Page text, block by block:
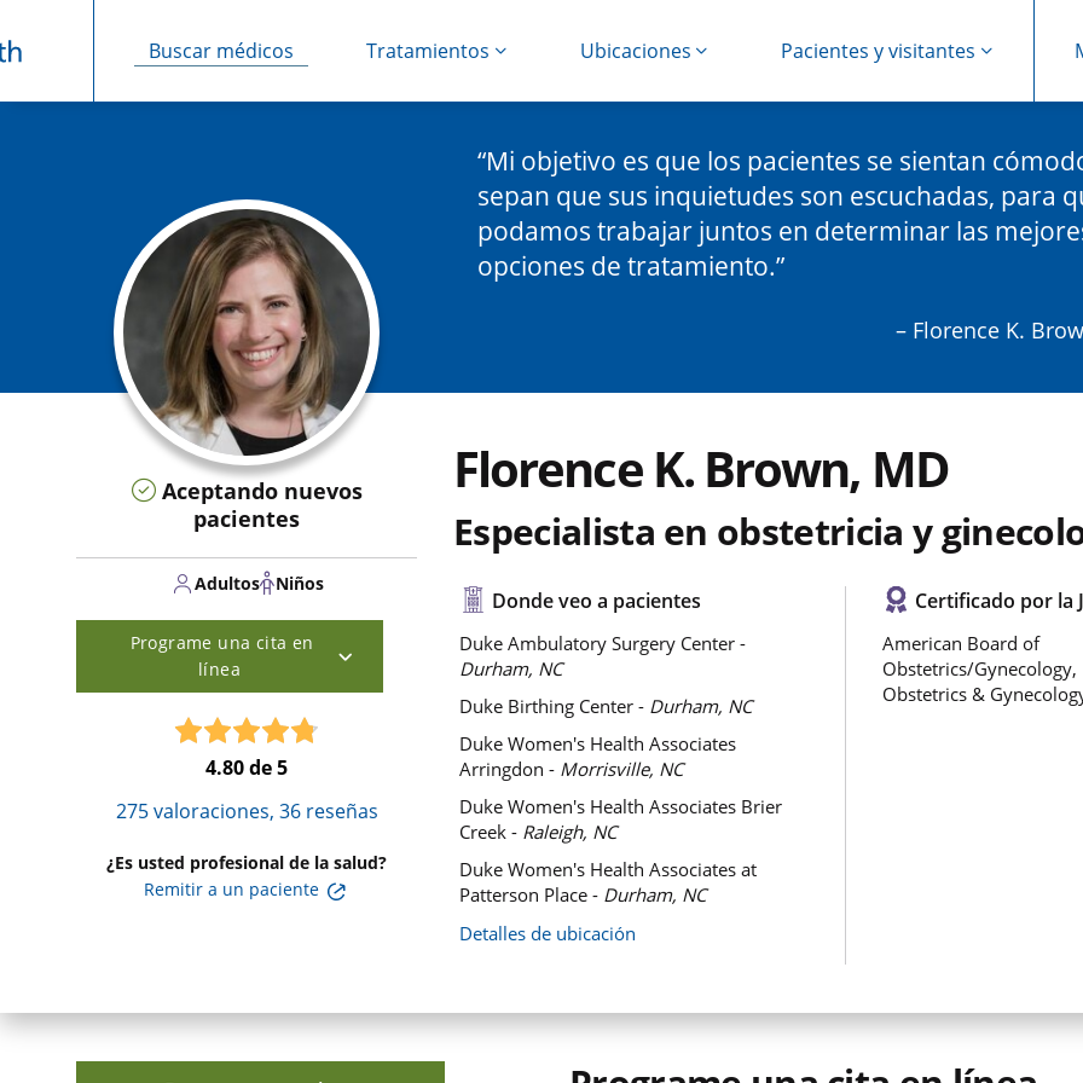
Buscar médicos Tratamientos Ubicaciones Pacientes y visitantes
Aceptando nuevos
pacientes
Adultos Niños
Programe una cita en
línea
4.80de 5
275valoraciones, 36reseñas
¿Es usted profesional de la salud?
Remitir a un paciente
Mi objetivo es que los pacientes se sientan
sepan que sus inquietudes son escuchadas, para
podamos trabajar juntos en determinar las
opciones de tratamiento.
– Florence K.
Florence K. Brown, MD
Especialista en obstetricia y
Donde veo a pacientes
Duke Ambulatory Surgery Center -
Durham, NC
Duke Birthing Center - Durham, NC
Duke Women's Health Associates
Arringdon - Morrisville, NC
Duke Women's Health Associates Brier
Creek - Raleigh, NC
Duke Women's Health Associates at
Patterson Place - Durham, NC
Detalles de ubicación
Certificado por la
American Board of
Obstetrics/Gynecology,
Obstetrics &